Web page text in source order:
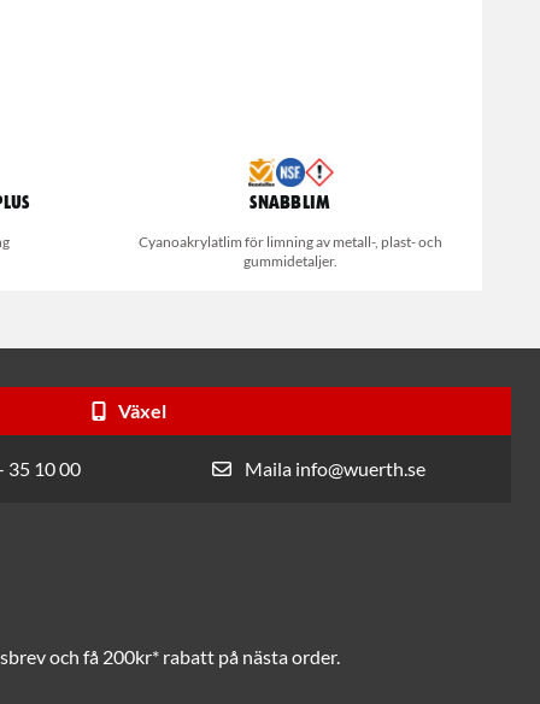
Snabblim
Cyanoakrylatlim för limning av metall-, plast- och
gummidetaljer.
Växel
35 10 00 Maila info@wuerth.se
och få 200kr* rabatt på nästa order.